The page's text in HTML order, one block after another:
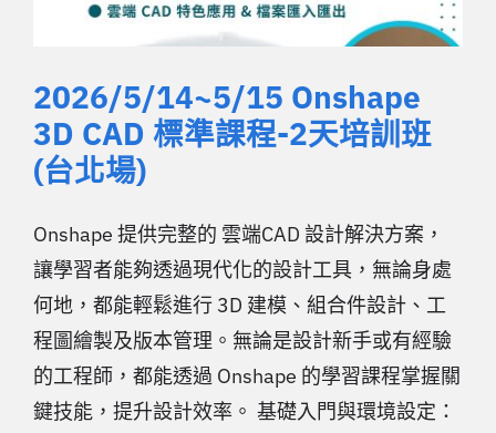
2026/5/14~5/15 Onshape
3D CAD 標準課程-2天培訓班
(台北場)
Onshape 提供完整的 雲端CAD 設計解決方案，
讓學習者能夠透過現代化的設計工具，無論身處
何地，都能輕鬆進行 3D 建模、組合件設計、工
程圖繪製及版本管理。無論是設計新手或有經驗
的工程師，都能透過 Onshape 的學習課程掌握關
鍵技能，提升設計效率。 基礎入門與環境設定：